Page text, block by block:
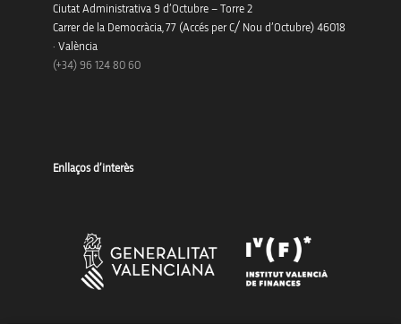
Ciutat Administrativa 9 d’Octubre – Torre 2
Carrer de la Democràcia, 77 (Accés per C/ Nou d’Octubre) 46018
· València
(+34) 96 124 80 60
Enllaços d’interès